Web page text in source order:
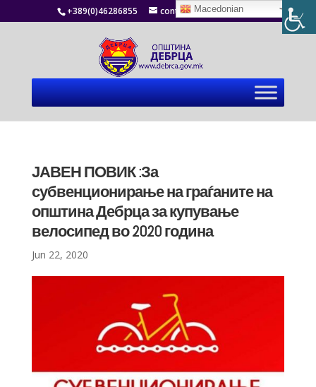
+389(0)46286855 contact@debrca.gov.mk
ЈАВЕН ПОВИК :За
субвенционирање на граѓаните на
општина Дебрца за купување
велосипед во 2020 година
Jun 22, 2020
Macedonian